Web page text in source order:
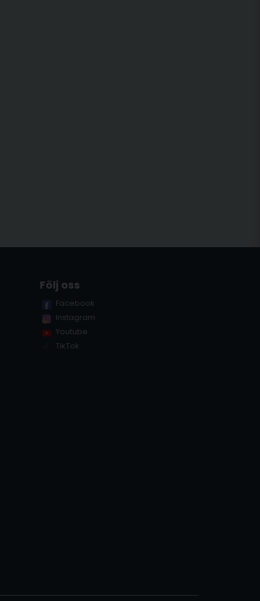
Följ oss
Facebook
Instagram
Youtube
TikTok